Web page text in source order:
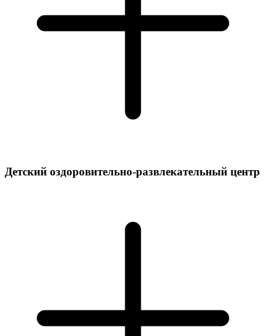
Детский оздоровительно-развлекательный центр